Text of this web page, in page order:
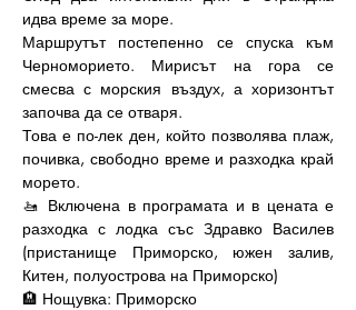
идва време за море.
Маршрутът постепенно се спуска към
Черноморието. Мирисът на гора се
смесва с морския въздух, а хоризонтът
започва да се отваря.
Това е по-лек ден, който позволява плаж,
почивка, свободно време и разходка край
морето.
🚤 Включена в програмата и в цената е
разходка с лодка със Здравко Василев
(пристанище Приморско, южен залив,
Китен, полуострова на Приморско)
🏨 Нощувка: Приморско